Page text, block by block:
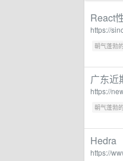
React
https://
朝气蓬勃
广东近
https://
朝气蓬勃
Hedra
https://